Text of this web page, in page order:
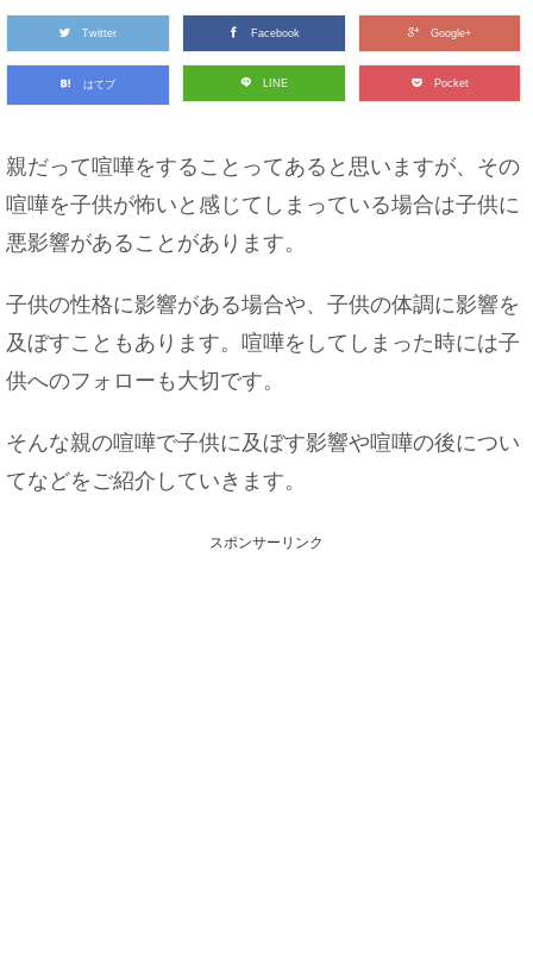
Twitter Facebook Google+
はてブ LINE Pocket
親だって喧嘩をすることってあると思いますが、その
喧嘩を子供が怖いと感じてしまっている場合は子供に
悪影響があることがあります。
子供の性格に影響がある場合や、子供の体調に影響を
及ぼすこともあります。喧嘩をしてしまった時には子
供へのフォローも大切です。
そんな親の喧嘩で子供に及ぼす影響や喧嘩の後につい
てなどをご紹介していきます。
スポンサーリンク